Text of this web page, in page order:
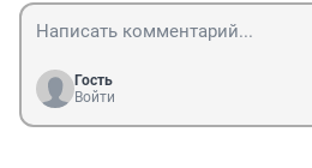
Гость
Войти